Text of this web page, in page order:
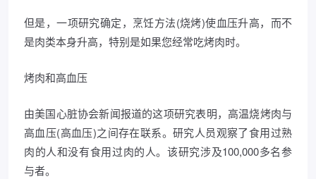
但是，一项研究确定，烹饪方法(烧烤)使血压升高，而不
是肉类本身升高，特别是如果您经常吃烤肉时。
烤肉和高血压
由美国心脏协会新闻报道的这项研究表明，高温烧烤肉与
高血压(高血压)之间存在联系。研究人员观察了食用过熟
肉的人和没有食用过肉的人。该研究涉及100,000多名参
与者。